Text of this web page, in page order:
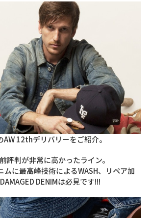
12thデリバリーをご紹介。
評判が非常に高かったライン。
ムに最高峰技術によるWASH、リペア加
DENIMは必見です!!!